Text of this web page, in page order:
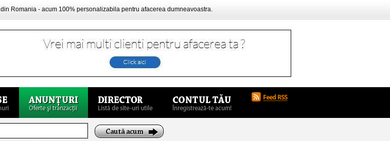
din Romania - acum 100% personalizabila pentru afacerea dumneavoastra.